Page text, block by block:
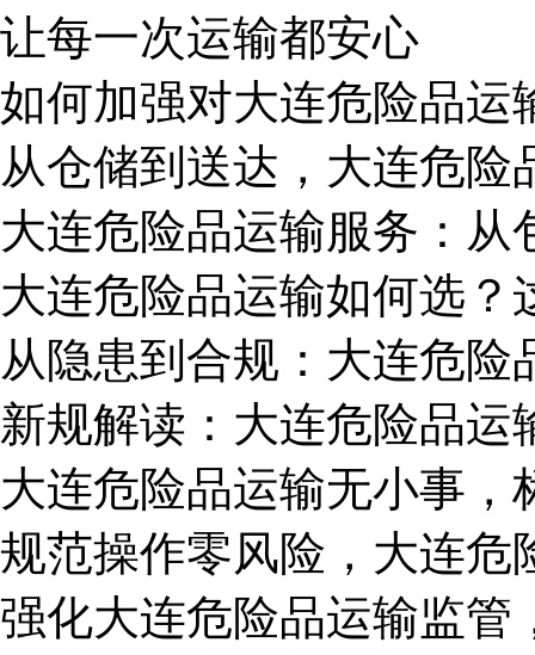
让每一次运输都安心
如何加强对大连危险品运
从仓储到送达，大连危
大连危险品运输服务：
大连危险品运输如何选
从隐患到合规：大连危
新规解读：大连危险品
大连危险品运输无小事，
规范操作零风险，大连危
强化大连危险品运输监管